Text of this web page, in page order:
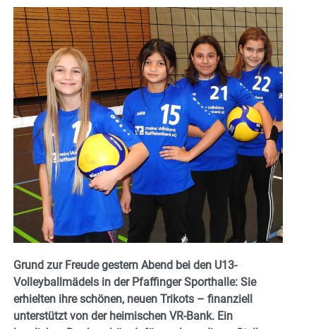
Grund zur Freude gestern Abend bei den U13-
Volleyballmädels in der Pfaffinger Sporthalle: Sie
erhielten ihre schönen, neuen Trikots – finanziell
unterstützt von der heimischen VR-Bank. Ein